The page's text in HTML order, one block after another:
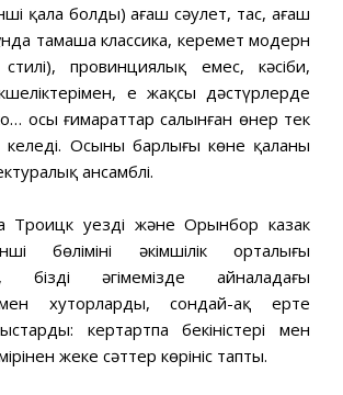
қала болды) ағаш сәулет, тас, ағаш
тамаша классика, керемет модерн
провинциялық емес, кәсіби,
ең жақсы дәстүрлерде
осы ғимараттар салынған өнер тек
келеді. Осының барлығы көне қаланың
ансамблі.
Троицк уездің және Орынбор казак
бөлімінің әкімшілік орталығы
біздің әңгімемізде айналадағы
хуторлардың, сондай-ақ ерте
кертартпа бекіністері мен
жеке сәттер көрініс тапты.